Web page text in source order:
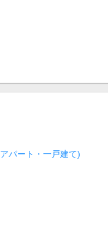
パート・一戸建て)